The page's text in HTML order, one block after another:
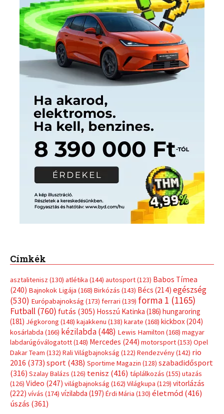
Címkék
asztalitenisz (130) atlétika (144) autosport(123) Babos Tímea
(240) Bajnokok Ligája (168) Birkózás (143) Bécs (214) egészség
(530) Európabajnokság (173) ferrari (139) forma 1 (1165)
Futball (760) futás (305) Hosszú Katinka (186) hungaroring
(181) Jégkorong (148) kajakkenu (138) karate (168) kickbox(204)
kosárlabda (166) kézilabda(448) Lewis Hamilton (168) magyar
labdarúgóválogatott(148) Mercedes (244) motorsport(153) Opel
Dakar Team (132) Rali Világbajnokság (122) Rendezvény(142) rio
2016 (373) sport(438) Sportime Magazin (128) szabadidősport
(316) Szalay Balázs (126) tenisz (416) táplálkozás (155) utazás
(126) Video (247) világbajnokság (162) Világkupa (129) vitorlázás
(222) vívás (174) vízilabda (197) Érdi Mária (130) életmód(416)
úszás (361)